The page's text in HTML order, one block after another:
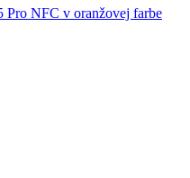
Pro NFC v oranžovej farbe